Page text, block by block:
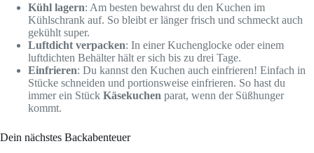
Kühl lagern: Am besten bewahrst du den Kuchen im
Kühlschrank auf. So bleibt er länger frisch und schmeckt auch
gekühlt super.
Luftdicht verpacken: In einer Kuchenglocke oder einem
luftdichten Behälter hält er sich bis zu drei Tage.
Einfrieren: Du kannst den Kuchen auch einfrieren! Einfach in
Stücke schneiden und portionsweise einfrieren. So hast du
immer ein Stück Käsekuchen parat, wenn der Süßhunger
kommt.
Dein nächstes Backabenteuer